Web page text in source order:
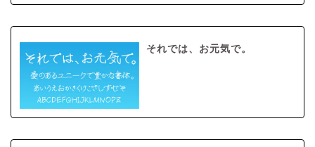
それでは、お元気で。